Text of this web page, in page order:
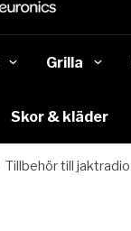
Grilla
Skor & kläder
Tillbehör till jaktradio